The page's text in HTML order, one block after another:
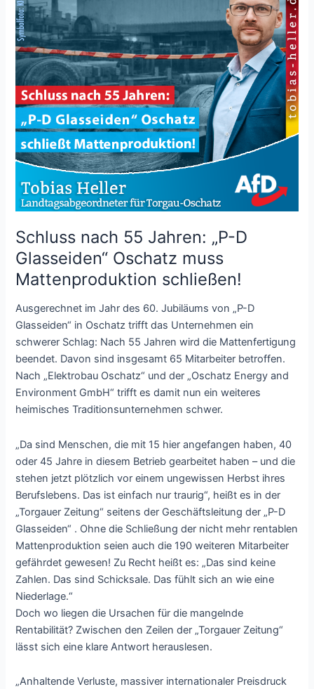
Schluss nach 55 Jahren: „P-D
Glasseiden“ Oschatz muss
Mattenproduktion schließen!
Ausgerechnet im Jahr des 60. Jubiläums von „P-D
Glasseiden“ in Oschatz trifft das Unternehmen ein
schwerer Schlag: Nach 55 Jahren wird die Mattenfertigung
beendet. Davon sind insgesamt 65 Mitarbeiter betroffen.
Nach „Elektrobau Oschatz“ und der „Oschatz Energy and
Environment GmbH“ trifft es damit nun ein weiteres
heimisches Traditionsunternehmen schwer.
„Da sind Menschen, die mit 15 hier angefangen haben, 40
oder 45 Jahre in diesem Betrieb gearbeitet haben – und die
stehen jetzt plötzlich vor einem ungewissen Herbst ihres
Berufslebens. Das ist einfach nur traurig“, heißt es in der
„Torgauer Zeitung“ seitens der Geschäftsleitung der „P-D
Glasseiden“ . Ohne die Schließung der nicht mehr rentablen
Mattenproduktion seien auch die 190 weiteren Mitarbeiter
gefährdet gewesen! Zu Recht heißt es: „Das sind keine
Zahlen. Das sind Schicksale. Das fühlt sich an wie eine
Niederlage.“
Doch wo liegen die Ursachen für die mangelnde
Rentabilität? Zwischen den Zeilen der „Torgauer Zeitung“
lässt sich eine klare Antwort herauslesen.
„Anhaltende Verluste, massiver internationaler Preisdruck